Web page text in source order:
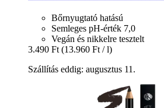
Bőrnyugtató hatású
Semleges pH-érték 7,0
Vegán és nikkelre tesztelt
3.490 Ft (13.960 Ft / l)
Szállítás eddig: augusztus 11.